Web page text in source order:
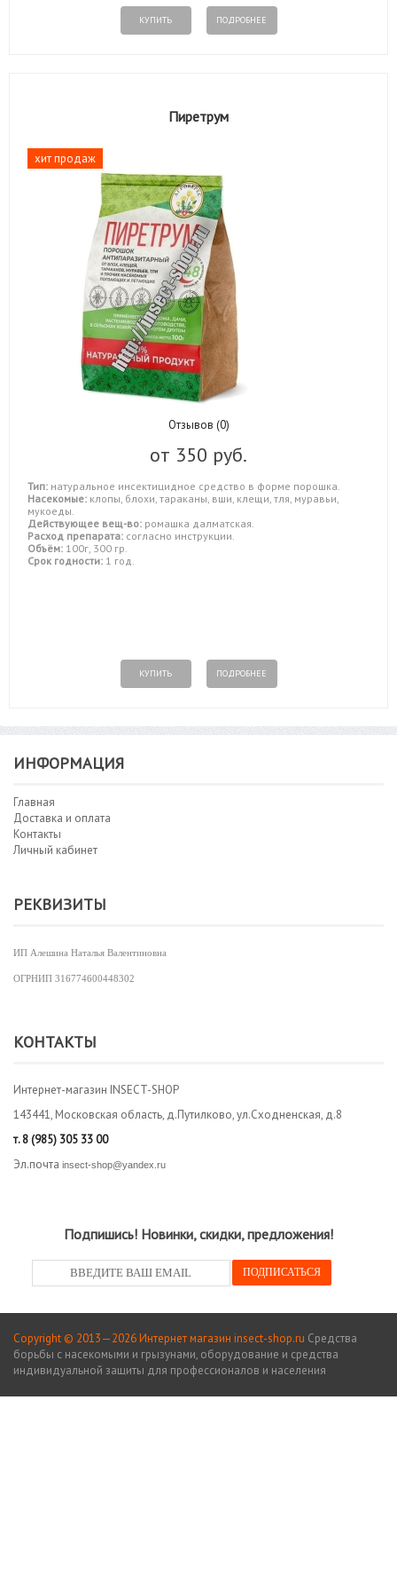
КУПИТЬ ПОДРОБНЕЕ
Пиретрум
хит продаж
Отзывов (0)
от 350 руб.
Тип: натуральное инсектицидное средство в форме порошка.
Насекомые: клопы, блохи, тараканы, вши, клещи, тля, муравьи,
мукоеды.
Действующее вещ-во: ромашка далматская.
Расход препарата: согласно инструкции.
Объём: 100г, 300 гр.
Срок годности: 1 год.
КУПИТЬ ПОДРОБНЕЕ
ИНФОРМАЦИЯ
Главная
Доставка и оплата
Контакты
Личный кабинет
РЕКВИЗИТЫ
ИП Алешина Наталья Валентиновна
ОГРНИП 316774600448302
КОНТАКТЫ
Интернет-магазин INSECT-SHOP
143441, Московская область, д.Путилково, ул.Сходненская, д.8
т.8 (985) 305 33 00
Эл.почта insect-shop@yandex.ru
Подпишись! Новинки, скидки, предложения!
Copyright © 2013—2026 Интернет магазин insect-shop.ru Средства
борьбы с насекомыми и грызунами, оборудование и средства
индивидуальной защиты для профессионалов и населения